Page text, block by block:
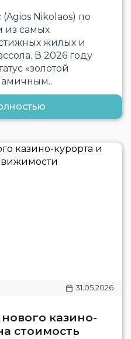
Nikolaos) по
из самых
жилых и
В 2026 году
«золотой
31.05.2026
казино-
стоимость